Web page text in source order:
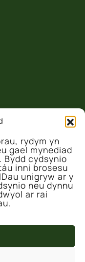
rydym yn
gael mynediad
cydsynio
inni brosesu
unigryw ar y
neu dynnu
ar rai
Denmarc